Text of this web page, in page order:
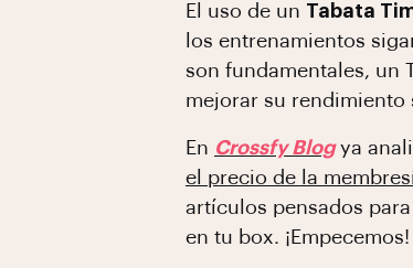
El uso de un Tabata
los entrenamientos
son fundamentales, un
mejorar su rendimiento
En Crossfy Blogya
el precio de la
artículos pensados
en tu box. ¡Empecemos!